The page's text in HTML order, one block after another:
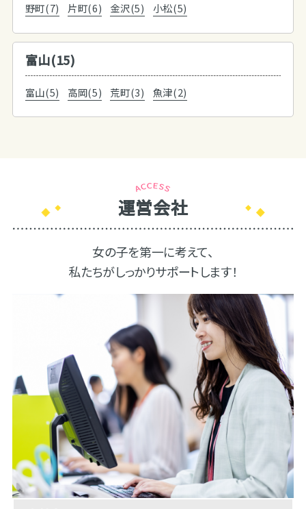
野町(7) 片町(6) 金沢(5) 小松(5)
富山(15)
富山(5) 高岡(5) 荒町(3) 魚津(2)
運営会社
女の子を第一に考えて、
私たちがしっかりサポートします！